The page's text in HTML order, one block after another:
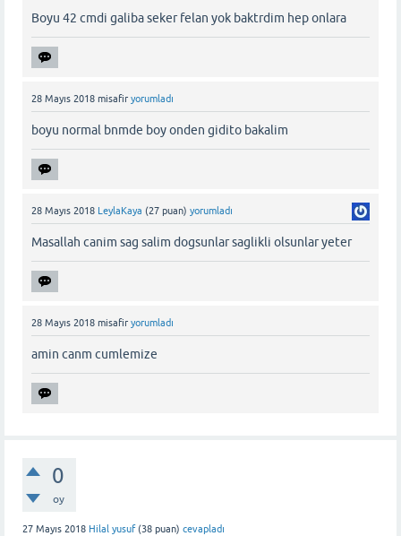
Boyu 42 cmdi galiba seker felan yok baktrdim hep onlara
28 Mayıs 2018 misafir yorumladı
boyu normal bnmde boy onden gidito bakalim
28 Mayıs 2018 LeylaKaya (27 puan) yorumladı
Masallah canim sag salim dogsunlar saglikli olsunlar yeter
28 Mayıs 2018 misafir yorumladı
amin canm cumlemize
0
oy
27 Mayıs 2018 Hilal yusuf (38 puan) cevapladı